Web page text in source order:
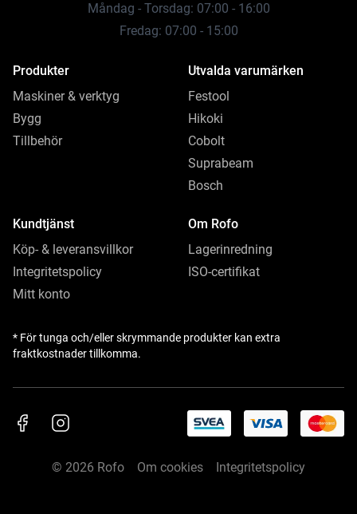
Måndag - Torsdag: 07:00 - 16:00
Fredag: 07:00 - 15:00
Produkter
Maskiner & verktyg
Bygg
Tillbehör
Utvalda varumärken
Festool
Hikoki
Cobolt
Suprabeam
Bosch
Kundtjänst
Köp- & leveransvillkor
Integritetspolicy
Mitt konto
Om Rofo
Lagerinredning
ISO-certifikat
* För tunga och/eller skrymmande produkter kan extra
fraktkostnader tillkomma.
© 2026 Rofo Om cookies Integritetspolicy